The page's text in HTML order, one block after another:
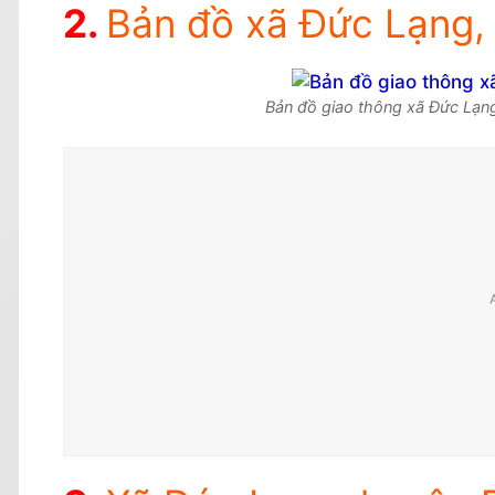
Bản đồ xã Đức
Bản đồ giao thông xã Đức